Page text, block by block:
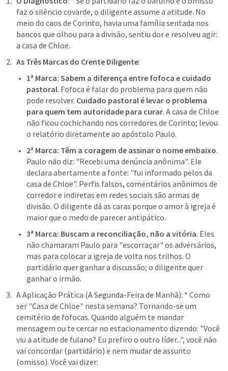
faz o silêncio covarde, o diligente assume a atitude. No
meio do caos de Corinto, havia uma família sentada nos
bancos que olhou para a divisão, sentiu dor e resolveu agir:
a casa de Chloe.
As Três Marcas do Crente Diligente:
1ª Marca: Sabem a diferença entre fofoca e cuidado
pastoral. Fofoca é falar do problema para quem não
pode resolver. Cuidado pastoral é levar o problema
para quem tem autoridade para curar. A casa de Chloe
não ficou cochichando nos corredores de Corinto; levou
o relatório diretamente ao apóstolo Paulo.
2ª Marca: Têm a coragem de assinar o nome embaixo.
Paulo não diz: "Recebi uma denúncia anônima". Ele
declara abertamente a fonte: "fui informado pelos da
casa de Chloe". Perfis falsos, comentários anônimos de
corredor e indiretas em redes sociais são armas de
divisão. O diligente dá as caras porque o amor à igreja é
maior que o medo de parecer antipático.
3ª Marca: Buscam a reconciliação, não a vitória. Eles
não chamaram Paulo para "escorraçar" os adversários,
mas para colocar a igreja de volta nos trilhos. O
partidário quer ganhar a discussão; o diligente quer
ganhar o irmão.
A Aplicação Prática (A Segunda-Feira de Manhã): * Como
ser "Casa de Chloe" nesta semana? Tornando-se um
cemitério de fofocas. Quando alguém te mandar
mensagem ou te cercar no estacionamento dizendo: "Você
viu a atitude de fulano? Eu prefiro o outro líder...", você não
vai concordar (partidário) e nem mudar de assunto
(omisso). Você vai dizer: